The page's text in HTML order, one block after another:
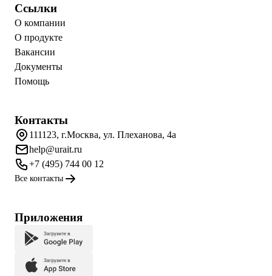
Ссылки
О компании
О продукте
Вакансии
Документы
Помощь
Контакты
111123, г.Москва, ул. Плеханова, 4а
help@urait.ru
+7 (495) 744 00 12
Все контакты
Приложения